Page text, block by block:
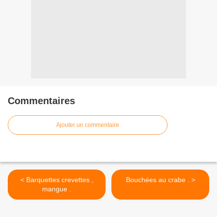
Commentaires
Ajouter un commentaire
< Barquettes crevettes ,
mangue .
Bouchées au crabe . >